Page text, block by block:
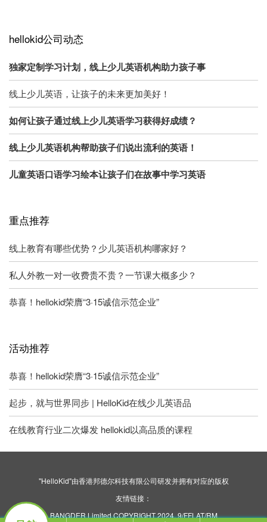
hellokid公司动态
独家定制学习计划，线上少儿英语机构助力孩子事
线上少儿英语，让孩子的未来更加美好！
如何让孩子通过线上少儿英语学习获得好成绩？
线上少儿英语机构帮助孩子们说出流利的英语！
儿童英语口语学习绘本让孩子们在故事中学习英语
重点推荐
线上教育有哪些优势？少儿英语机构哪家好？
私人外教一对一收费贵不贵？一节课大概多少？
恭喜！hellokid荣膺“3·15诚信示范企业”
活动推荐
恭喜！hellokid荣膺“3·15诚信示范企业”
起步，就与世界同步 | HelloKid在线少儿英语品
在线教育行业二次爆发 hellokid以高品质的课程
"HelloKid"由香港邦德尔科技有限公司研发并拥有对应的版权
友情链接：
BANGDER Limited COPYRIGHT 2024. 9/FFLAT/RM